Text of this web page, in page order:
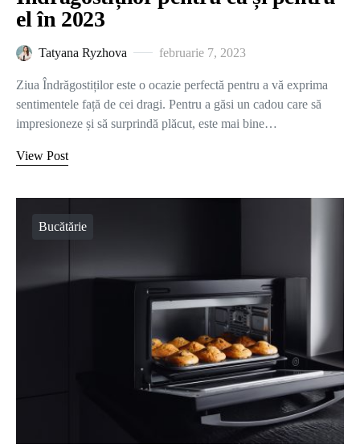
el în 2023
Tatyana Ryzhova februarie 7, 2023
Ziua Îndrăgostiților este o ocazie perfectă pentru a vă exprima
sentimentele față de cei dragi. Pentru a găsi un cadou care să
impresioneze și să surprindă plăcut, este mai bine…
View Post
Bucătărie